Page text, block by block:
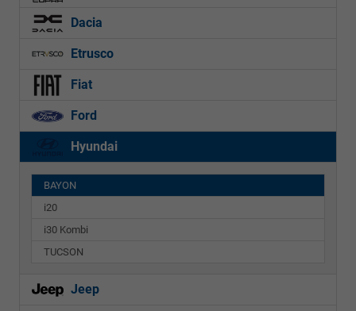
Dacia
Etrusco
Fiat
Ford
Hyundai
BAYON
i20
i30 Kombi
TUCSON
Jeep